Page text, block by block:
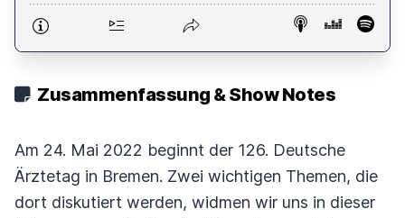
Zusammenfassung & Show Notes
Am 24. Mai 2022 beginnt der 126. Deutsche
Ärztetag in Bremen. Zwei wichtigen Themen, die
dort diskutiert werden, widmen wir uns in dieser